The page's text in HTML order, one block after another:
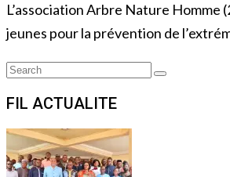
L’association Arbre Nature
jeunes pour la prévention de
Search
Search
FIL ACTUALITE